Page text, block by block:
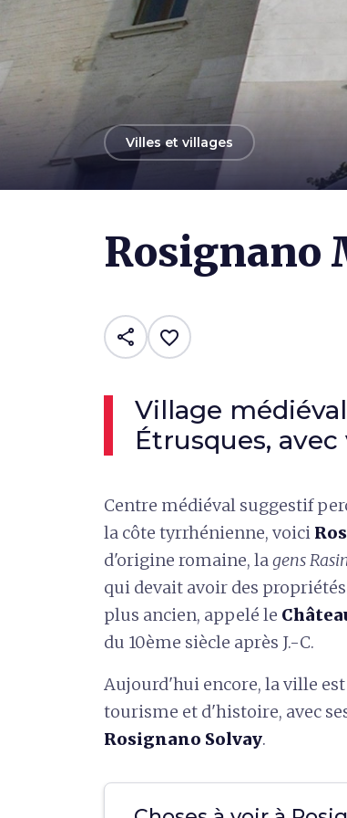
arrow_back
Villes et villages
share favorite_border
Village
Étrusques,
Centre médiéval suggestif
la côte tyrrhénienne, voici
d'origine romaine, lagens
qui devait avoir des
plus ancien, appelé le
du 10ème siècle après J.-C.
Aujourd'hui encore, la ville
tourisme et d'histoire, avec
Rosignano Solvay.